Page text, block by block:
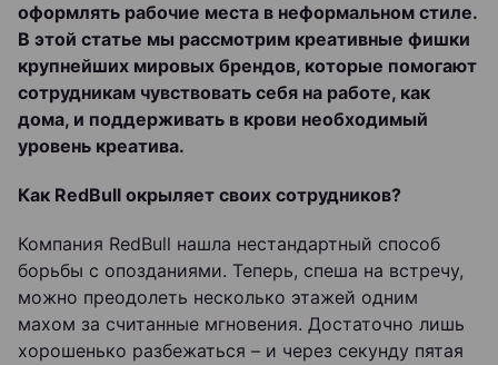
оформлять рабочие места в неформальном стиле.
В этой статье мы рассмотрим креативные фишки
крупнейших мировых брендов, которые помогают
сотрудникам чувствовать себя на работе, как
дома, и поддерживать в крови необходимый
уровень креатива.
Как RedBull окрыляет своих сотрудников?
Компания RedBull нашла нестандартный способ
борьбы с опозданиями. Теперь, спеша на встречу,
можно преодолеть несколько этажей одним
махом за считанные мгновения. Достаточно лишь
хорошенько разбежаться – и через секунду пятая